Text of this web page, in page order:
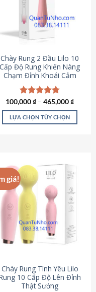
Chày Rung 2 Đầu Lilo 10
Cấp Độ Rung Khiến Nàng
Chạm Đỉnh Khoái Cảm
Được xếp
hạng4.80
5 sao
100,000₫ – 465,000₫
LỰA CHỌN TÙY CHỌN
nhiều
biến
thể.
Các
chọn
thể
chọn
trên
trang
giá!
Chày Rung Tình Yêu Lilo
10 Cấp Độ Lên Đỉnh
Thật Sướng